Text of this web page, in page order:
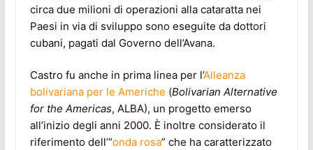
circa due milioni di operazioni alla cataratta nei
Paesi in via di sviluppo sono eseguite da dottori
cubani, pagati dal Governo dell’Avana.
Castro fu anche in prima linea per l’Alleanza
bolivariana per le Americhe (Bolivarian Alternative
for the Americas, ALBA), un progetto emerso
all’inizio degli anni 2000. È inoltre considerato il
riferimento dell’“onda rosa” che ha caratterizzato